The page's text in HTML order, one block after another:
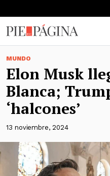
MUNDO
Elon Musk
Blanca;
‘halcones’
13 noviembre, 2024